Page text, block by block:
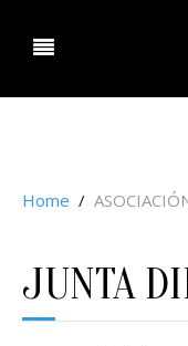
Home
JUNTA